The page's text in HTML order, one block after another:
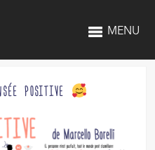
MENU
POSITIVE